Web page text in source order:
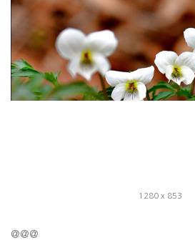
1280 x 853
@@@